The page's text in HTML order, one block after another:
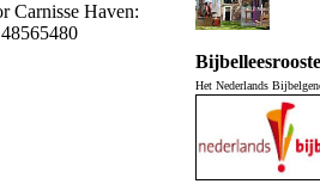
Carnisse Haven:
Het Nederlands